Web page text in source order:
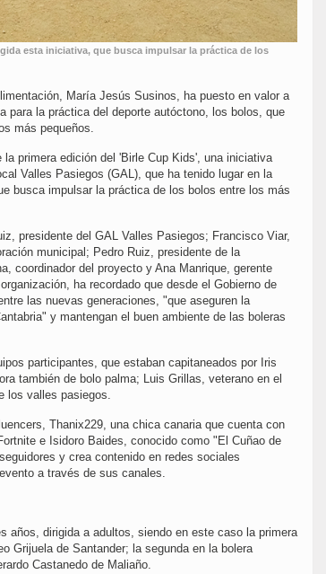
esta iniciativa, que busca impulsar la práctica de los
María Jesús Susinos, ha puesto en valor a
para la práctica del deporte autóctono, los bolos, que
más pequeños.
primera edición del 'Birle Cup Kids', una iniciativa
Valles Pasiegos (GAL), que ha tenido lugar en la
busca impulsar la práctica de los bolos entre los más
presidente del GAL Valles Pasiegos; Francisco Viar,
municipal; Pedro Ruiz, presidente de la
coordinador del proyecto y Ana Manrique, gerente
ha recordado que desde el Gobierno de
las nuevas generaciones, "que aseguren la
y mantengan el buen ambiente de las boleras
participantes, que estaban capitaneados por Iris
también de bolo palma; Luis Grillas, veterano en el
los valles pasiegos.
Thanix229, una chica canaria que cuenta con
e Isidoro Baides, conocido como "El Cuñao de
y crea contenido en redes sociales
a través de sus canales.
años, dirigida a adultos, siendo en este caso la primera
Grijuela de Santander; la segunda en la bolera
Castanedo de Maliaño.